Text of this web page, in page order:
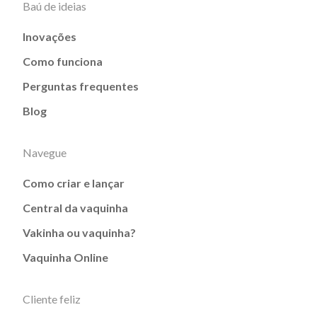
Baú de ideias
Inovações
Como funciona
Perguntas frequentes
Blog
Navegue
Como criar e lançar
Central da vaquinha
Vakinha ou vaquinha?
Vaquinha Online
Cliente feliz